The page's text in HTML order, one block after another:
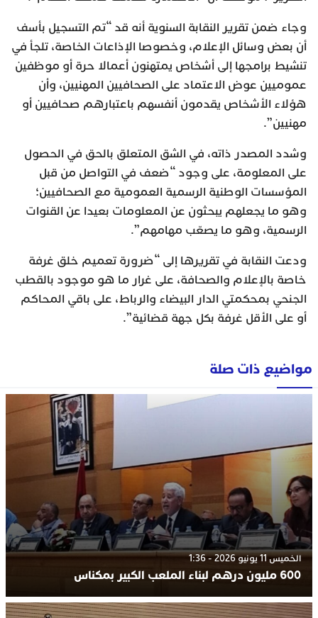
وجاء ضمن تقرير النقابة السنوية أنه قد “تم التسجيل بأسف
أن بعض وسائل الإعلام، وخصوصا الإذاعات الخاصة، تلجأ في
تنشيط برامجها إلى أشخاص يمتهنون أعمالا حرة أو موظفين
عموميين عوض الاعتماد على الصحافيين المهنيين، وأن
هؤلاء الأشخاص يقدمون أنفسهم باعتبارهم صحافيين أو
مهنيين”.
وشدد المصدر ذاته، في الشق المتعلق بالحق في الحصول
على المعلومة، على وجود “ضعف في التواصل من قبل
المؤسسات الوطنية الرسمية العمومية مع الصحافيين؛
وهو ما يجعلهم يبحثون عن المعلومات بعيدا عن القنوات
الرسمية، وهو ما يصعّب مهامهم”.
ودعت النقابة في تقريرها إلى “ضرورة تعميم خلق غرفة
خاصة بالإعلام والصحافة، على غرار ما هو موجود بالقطب
الجنحي بمحكمتي الدار البيضاء والرباط، على باقي المحاكم
أو على الأقل غرفة بكل جهة قضائية”.
مواضيع ذات صلة
الخميس 11 يونيو 2026 - 1:36
600 مليون درهم لبناء الملعب الكبير بمكناس